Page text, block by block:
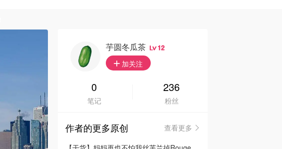
🇮🇹
🇦🇺
🇳🇿新西兰
芋圆冬瓜茶 12
加关注
0
笔记
236
粉丝
作者的更多原创
查看更多